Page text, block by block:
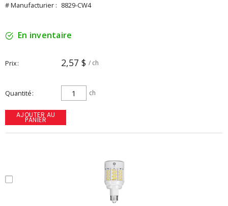
# Manufacturier : 8829-CW4
En inventaire
Prix 2,57 $ / ch
Quantité ch
AJOUTER AU
PANIER